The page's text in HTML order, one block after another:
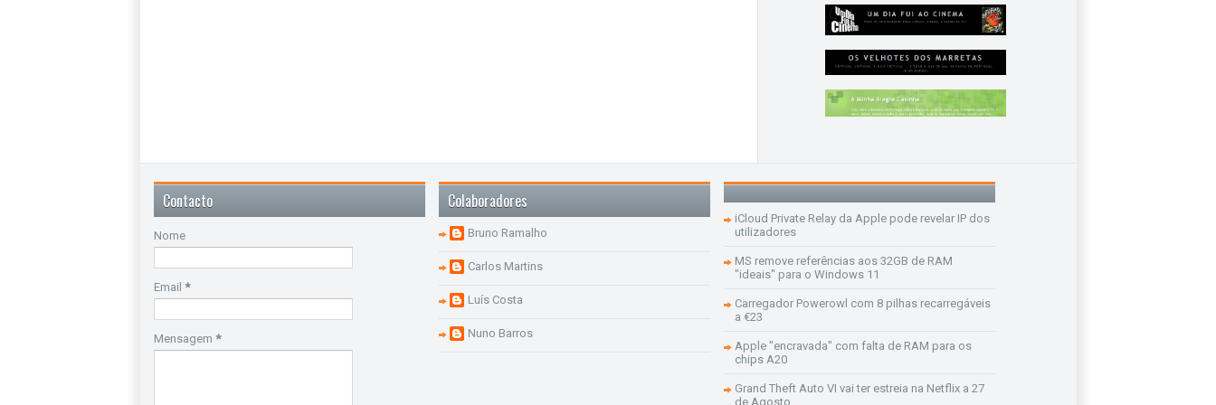
Contacto
Nome
Email *
Mensagem *
Colaboradores
Bruno Ramalho
Carlos Martins
Luís Costa
Nuno Barros
iCloud Private Relay da Apple pode revelar IP dos
utilizadores
MS remove referências aos 32GB de RAM
"ideais" para o Windows 11
Carregador Powerowl com 8 pilhas recarregáveis
a €23
Apple "encravada" com falta de RAM para os
chips A20
Grand Theft Auto VI vai ter estreia na Netflix a 27
de Agosto